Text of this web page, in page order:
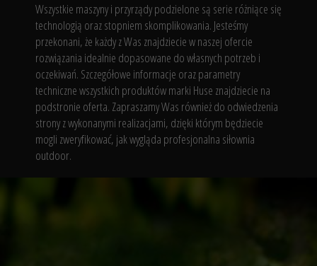
Wszystkie maszyny i przyrządy podzielone są serie różniące się
technologią oraz stopniem skomplikowania. Jesteśmy
przekonani, że każdy z Was znajdziecie w naszej ofercie
rozwiązania idealnie dopasowane do własnych potrzeb i
oczekiwań. Szczegółowe informacje oraz parametry
techniczne wszystkich produktów marki Huse znajdziecie na
podstronie oferta. Zapraszamy Was również do odwiedzenia
strony z wykonanymi realizacjami, dzięki którym będziecie
mogli zweryfikować, jak wygląda profesjonalna siłownia
outdoor.